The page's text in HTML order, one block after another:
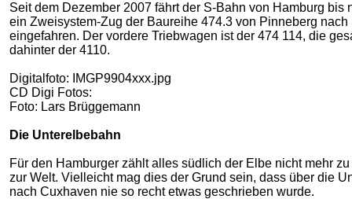
Seit dem Dezember 2007 fährt der S-Bahn von Hamburg bis
ein Zweisystem-Zug der Baureihe 474.3 von Pinneberg
eingefahren. Der vordere Triebwagen ist der 474 114, die
dahinter der 4110.
Digitalfoto: IMGP9904xxx.jpg
CD Digi Fotos:
Foto: Lars Brüggemann
Die Unterelbebahn
Für den Hamburger zählt alles südlich der Elbe nicht mehr
zur Welt. Vielleicht mag dies der Grund sein, dass über die
nach Cuxhaven nie so recht etwas geschrieben wurde.